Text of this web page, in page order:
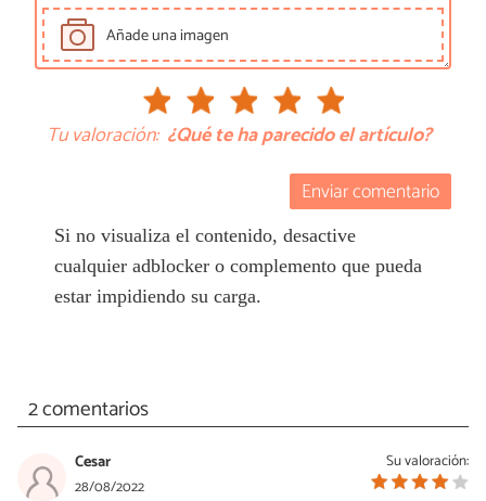
Añade una imagen
Tu valoración: ¿Qué te ha parecido el artículo?
Enviar comentario
Si no visualiza el contenido, desactive
cualquier adblocker o complemento que pueda
estar impidiendo su carga.
2 comentarios
Su valoración:
Cesar
28/08/2022